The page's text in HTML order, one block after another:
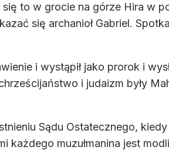
się to w grocie na górze Hira w
się archanioł Gabriel.
i wystąpił jako prorok i
i judaizm były
Sądu Ostatecznego,
muzułmanina jest